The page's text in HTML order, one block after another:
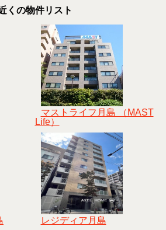
くの物件リスト
マストライフ月島 （MAST
Life）
レジディア月島